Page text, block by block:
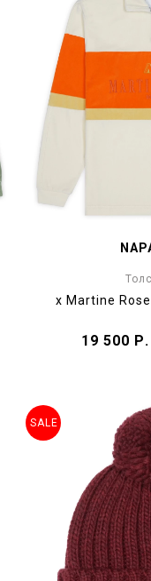
x Martine
19 500 Р.
SALE